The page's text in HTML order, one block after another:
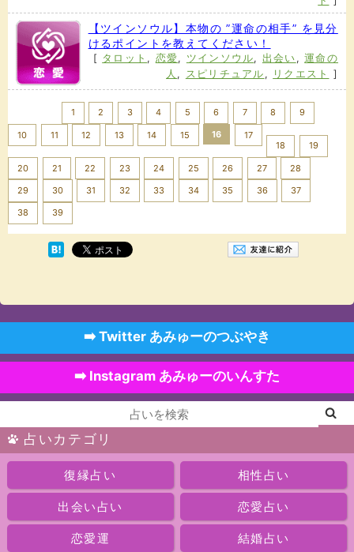
【ツインソウル】本物の ”運命の相手” を見分
けるポイントを教えてください！
[ タロット , 恋愛, ツインソウル, 出会い ,運命の
人 , スピリチュアル , リクエスト ]
1 2 3 4 5 6 7 8 9
10 11 12 13 14 15 16
17
18
19
20 21 22 23 24 25 26 27 28
29 30 31 32 33 34 35 36 37
38 39
➡️ Twitter あみゅーのつぶやき
➡️ Instagram あみゅーのいんすた
占いカテゴリ
復縁占い 相性占い
出会い占い 恋愛占い
恋愛運 結婚占い